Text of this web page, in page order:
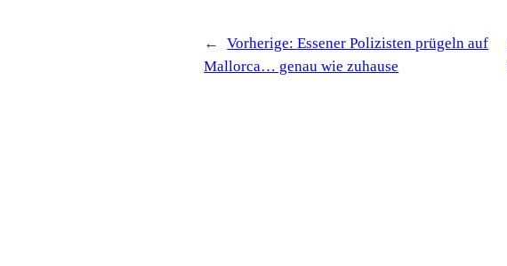
← Vorherige:Essener Polizisten prügeln auf
Mallorca… genau wie zuhause